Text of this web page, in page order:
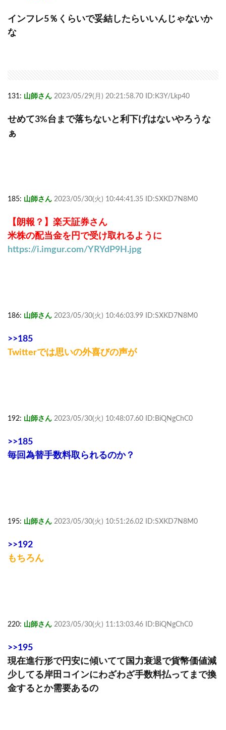
インフレ5％くらいで妥結したらいいんじゃないか
な
131: 山師さん 2023/05/29(月) 20:21:58.70 ID:K3Y/Lkp40
せめて3%台まで落ちないと利下げはないやろうな
ぁ
185: 山師さん 2023/05/30(火) 10:44:41.35 ID:SXKD7N8M0
【朗報？】楽天証券さん
米株の配当金を円で受け取れるように
https://i.imgur.com/YRYdP9H.jpg
186: 山師さん 2023/05/30(火) 10:46:03.99 ID:SXKD7N8M0
>>185
Twitterでは思いの外喜びの声が
192: 山師さん 2023/05/30(火) 10:48:07.60 ID:BiQNgChC0
>>185
毎回為替手数料取られるのか？
195: 山師さん 2023/05/30(火) 10:51:26.02 ID:SXKD7N8M0
>>192
もちろん
220: 山師さん 2023/05/30(火) 11:13:03.46 ID:BiQNgChC0
>>195
現在進行形で円安に傾いてて国力衰退で貨幣価値減
少してる岸田コインにわざわざ手数料払ってまで換
金するとか需要あるの